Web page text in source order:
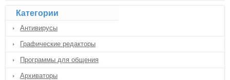
Категории
Антивирусы
Графические редакторы
Программы для общения
Архиваторы